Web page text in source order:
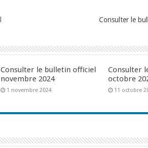
Consulter le
Consulter le bulletin officiel
novembre 2024
1 novembre 2024
Consulter
octobre
11 octobre